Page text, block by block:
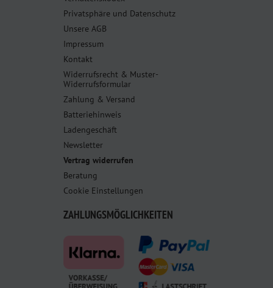
Privatsphäre und Datenschutz
Unsere AGB
Impressum
Kontakt
Widerrufsrecht & Muster-
Widerrufsformular
Zahlung & Versand
Batteriehinweis
Ladengeschäft
Newsletter
Vertrag widerrufen
Beratung
Cookie Einstellungen
ZAHLUNGSMÖGLICHKEITEN